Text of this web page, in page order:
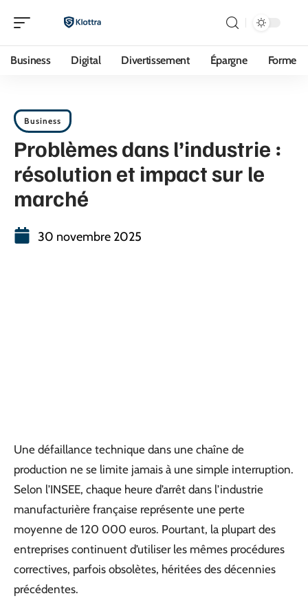
Business Digital Divertissement Épargne Forme
Business
Problèmes dans l’industrie :
résolution et impact sur le
marché
30 novembre 2025
Une défaillance technique dans une chaîne de
production ne se limite jamais à une simple interruption.
Selon l’INSEE, chaque heure d’arrêt dans l’industrie
manufacturière française représente une perte
moyenne de 120 000 euros. Pourtant, la plupart des
entreprises continuent d’utiliser les mêmes procédures
correctives, parfois obsolètes, héritées des décennies
précédentes.